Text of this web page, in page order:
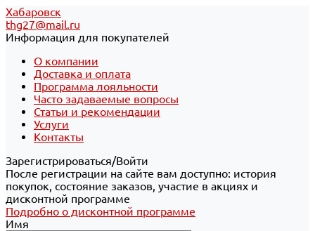
Хабаровск
thg27@mail.ru
Информация для покупателей
О компании
Доставка и оплата
Программа лояльности
Часто задаваемые вопросы
Статьи и рекомендации
Услуги
Контакты
Зарегистрироваться/Войти
После регистрации на сайте вам доступно: история
покупок, состояние заказов, участие в акциях и
дисконтной программе
Подробно о дисконтной программе
Имя